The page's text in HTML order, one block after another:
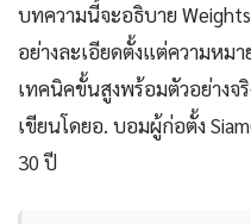
บทความนี้จะอธิบาย
อย่างละเอียดตั้งแต่ความหม
เทคนิคขั้นสูงพร้อมตัวอย่าง
เขียนโดยอ. บอมผู้ก่อตั้ง
30 ปี